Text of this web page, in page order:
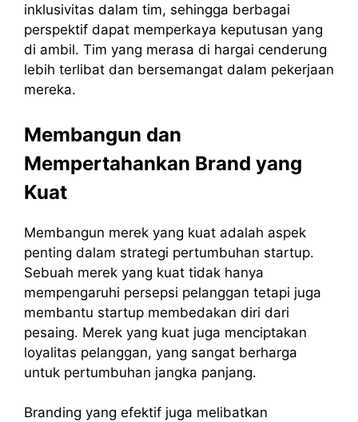
inklusivitas dalam tim, sehingga berbagai
perspektif dapat memperkaya keputusan yang
di ambil. Tim yang merasa di hargai cenderung
lebih terlibat dan bersemangat dalam pekerjaan
mereka.
Membangun dan
Mempertahankan Brand yang
Kuat
Membangun merek yang kuat adalah aspek
penting dalam strategi pertumbuhan startup.
Sebuah merek yang kuat tidak hanya
mempengaruhi persepsi pelanggan tetapi juga
membantu startup membedakan diri dari
pesaing. Merek yang kuat juga menciptakan
loyalitas pelanggan, yang sangat berharga
untuk pertumbuhan jangka panjang.
Branding yang efektif juga melibatkan